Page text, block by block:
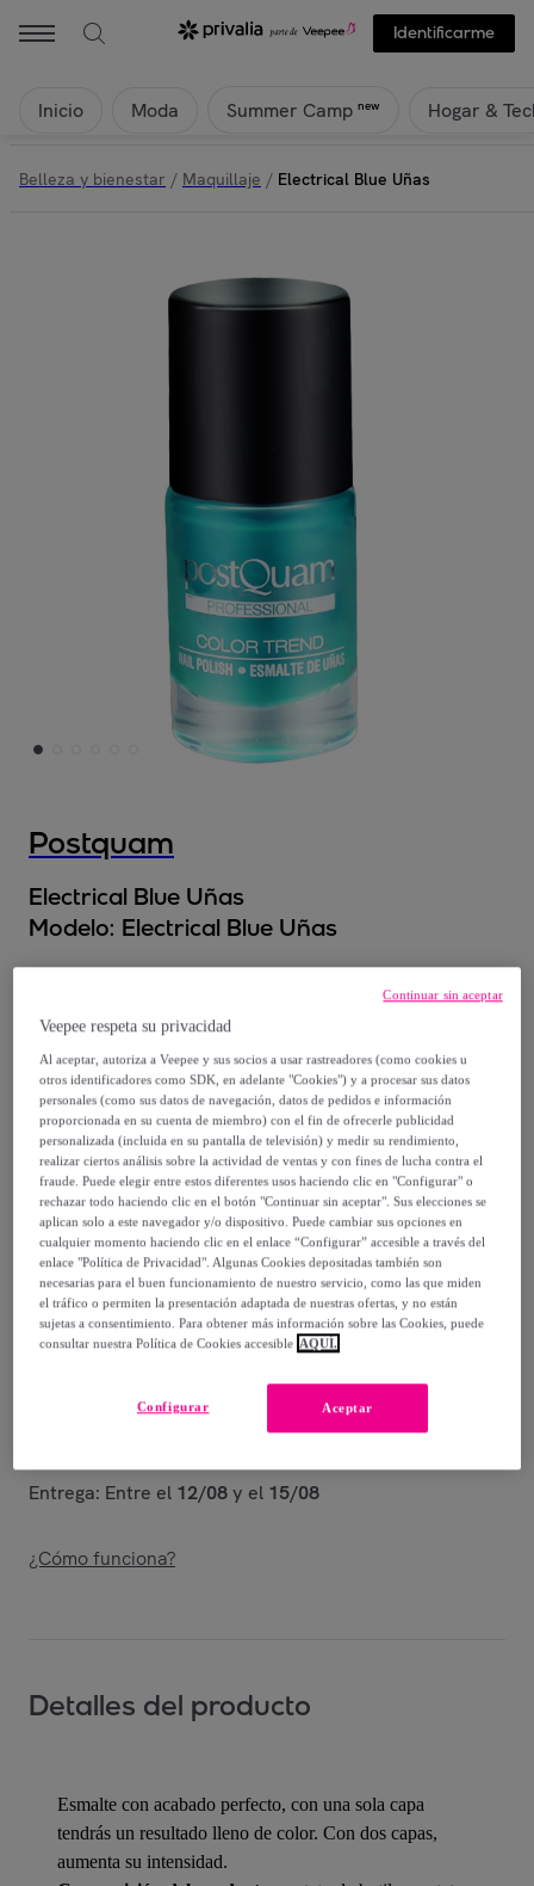
Identificarme
Inicio Moda Summer Camp new Hogar &
Belleza y bienestar / Maquillaje / Electrical Blue Uñas
Postquam
Electrical Blue Uñas
Modelo: Electrical Blue Uñas
, €
-59%
Posible recogida de tu antiguo producto,ver condiciones
Vendido porPostquam Cosmetic
Entrega
Gratis desde 39,99 € de compra
Entrega: Entre el 12/08y el 15/08
¿Cómo funciona?
Detalles del producto
Esmalte con acabado perfecto, con una sola capa
tendrás un resultado lleno de color. Con dos capas,
aumenta su intensidad.
Veepee respeta su privacidad
Al aceptar, autoriza a Veepee y sus socios a usar rastreadores (como cookies u
otros identificadores como SDK, en adelante "Cookies") y a procesar sus datos
personales (como sus datos de navegación, datos de pedidos e información
proporcionada en su cuenta de miembro) con el fin de ofrecerle publicidad
personalizada (incluida en su pantalla de televisión) y medir su rendimiento,
realizar ciertos análisis sobre la actividad de ventas y con fines de lucha contra el
fraude. Puede elegir entre estos diferentes usos haciendo clic en "Configurar" o
rechazar todo haciendo clic en el botón "Continuar sin aceptar". Sus elecciones se
aplican solo a este navegador y/o dispositivo. Puede cambiar sus opciones en
cualquier momento haciendo clic en el enlace “Configurar” accesible a través del
enlace "Política de Privacidad". Algunas Cookies depositadas también son
necesarias para el buen funcionamiento de nuestro servicio, como las que miden
el tráfico o permiten la presentación adaptada de nuestras ofertas, y no están
sujetas a consentimiento. Para obtener más información sobre las Cookies, puede
consultar nuestra Política de Cookies accesible AQUÍ.
Aceptar
Configurar
Continuar sin aceptar